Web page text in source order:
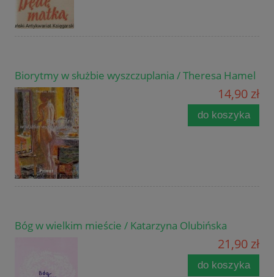
Biorytmy w służbie wyszczuplania / Theresa Hamel
14,90 zł
do koszyka
Bóg w wielkim mieście / Katarzyna Olubińska
21,90 zł
do koszyka